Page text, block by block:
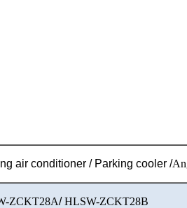
air conditioner / Parking cooler /
ZCKT28A/HLSW-ZCKT28B